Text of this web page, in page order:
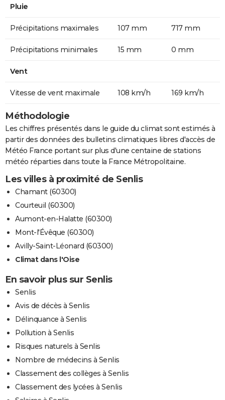
Pluie
Précipitations maximales 107 mm 717 mm
Précipitations minimales 15 mm 0 mm
Vent
Vitesse de vent maximale 108 km/h 169 km/h
Méthodologie
Les chiffres présentés dans le guide du climat sont estimés à
partir des données des bulletins climatiques libres d'accès de
Météo France portant sur plus d'une centaine de stations
météo réparties dans toute la France Métropolitaine.
Les villes à proximité de Senlis
Chamant (60300)
Courteuil (60300)
Aumont-en-Halatte (60300)
Mont-l'Évêque (60300)
Avilly-Saint-Léonard (60300)
Climat dans l'Oise
En savoir plus sur Senlis
Senlis
Avis de décès à Senlis
Délinquance à Senlis
Pollution à Senlis
Risques naturels à Senlis
Nombre de médecins à Senlis
Classement des collèges à Senlis
Classement des lycées à Senlis